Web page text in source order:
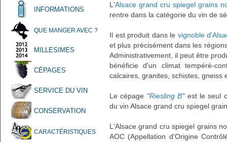
INFORMATIONS
QUE MANGER AVEC ?
MILLESIMES
CÉPAGES
SERVICE DU VIN
CONSERVATION
CARACTÉRISTIQUES
L'Alsace grand cru spiegel grains
rentre dans la catégorie du vin de
Il est produit dans le vignoble
et plus précisément dans les
Administrativement, il peut être
bénéficie d'un climat tempéré-
calcaires, granites, schistes, gneiss
Le cépage "Riesling B"est le seul
du vin Alsace grand cru spiegel
L'Alsace grand cru spiegel grains
AOC (Appellation d'Origine